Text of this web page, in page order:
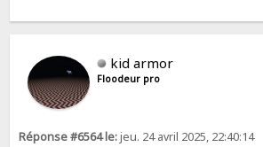
kid armor
Floodeur pro
Réponse #6564 le:jeu. 24 avril 2025, 22:40:14